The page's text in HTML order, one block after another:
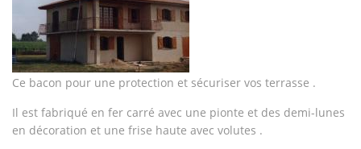
Ce bacon pour une protection et sécuriser vos terrasse .
Il est fabriqué en fer carré avec une pionte et des demi-lunes
en décoration et une frise haute avec volutes .